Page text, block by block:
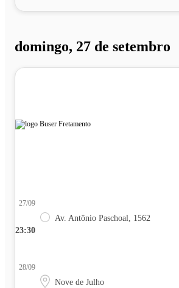
domingo, 27 de setembro
23:30
27/09
Av. Antônio Paschoal, 1562
28/09
Nove de Julho